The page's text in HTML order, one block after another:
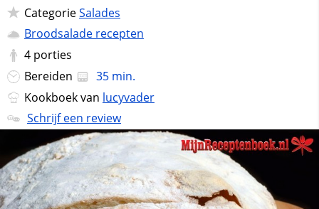
CategorieSalades
Broodsalade recepten
4 porties
Bereiden
35 min.
Kookboek van lucyvader
Schrijf een review